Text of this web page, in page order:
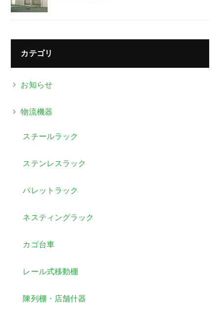
カテゴリ
お知らせ
物流機器
スチールラック
ステンレスラック
パレットラック
ネスティングラック
カゴ台車
レール式移動棚
陳列棚・店舗什器